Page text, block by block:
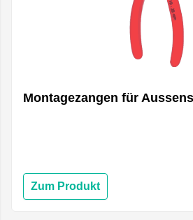
Montagezangen für
Zum Produkt